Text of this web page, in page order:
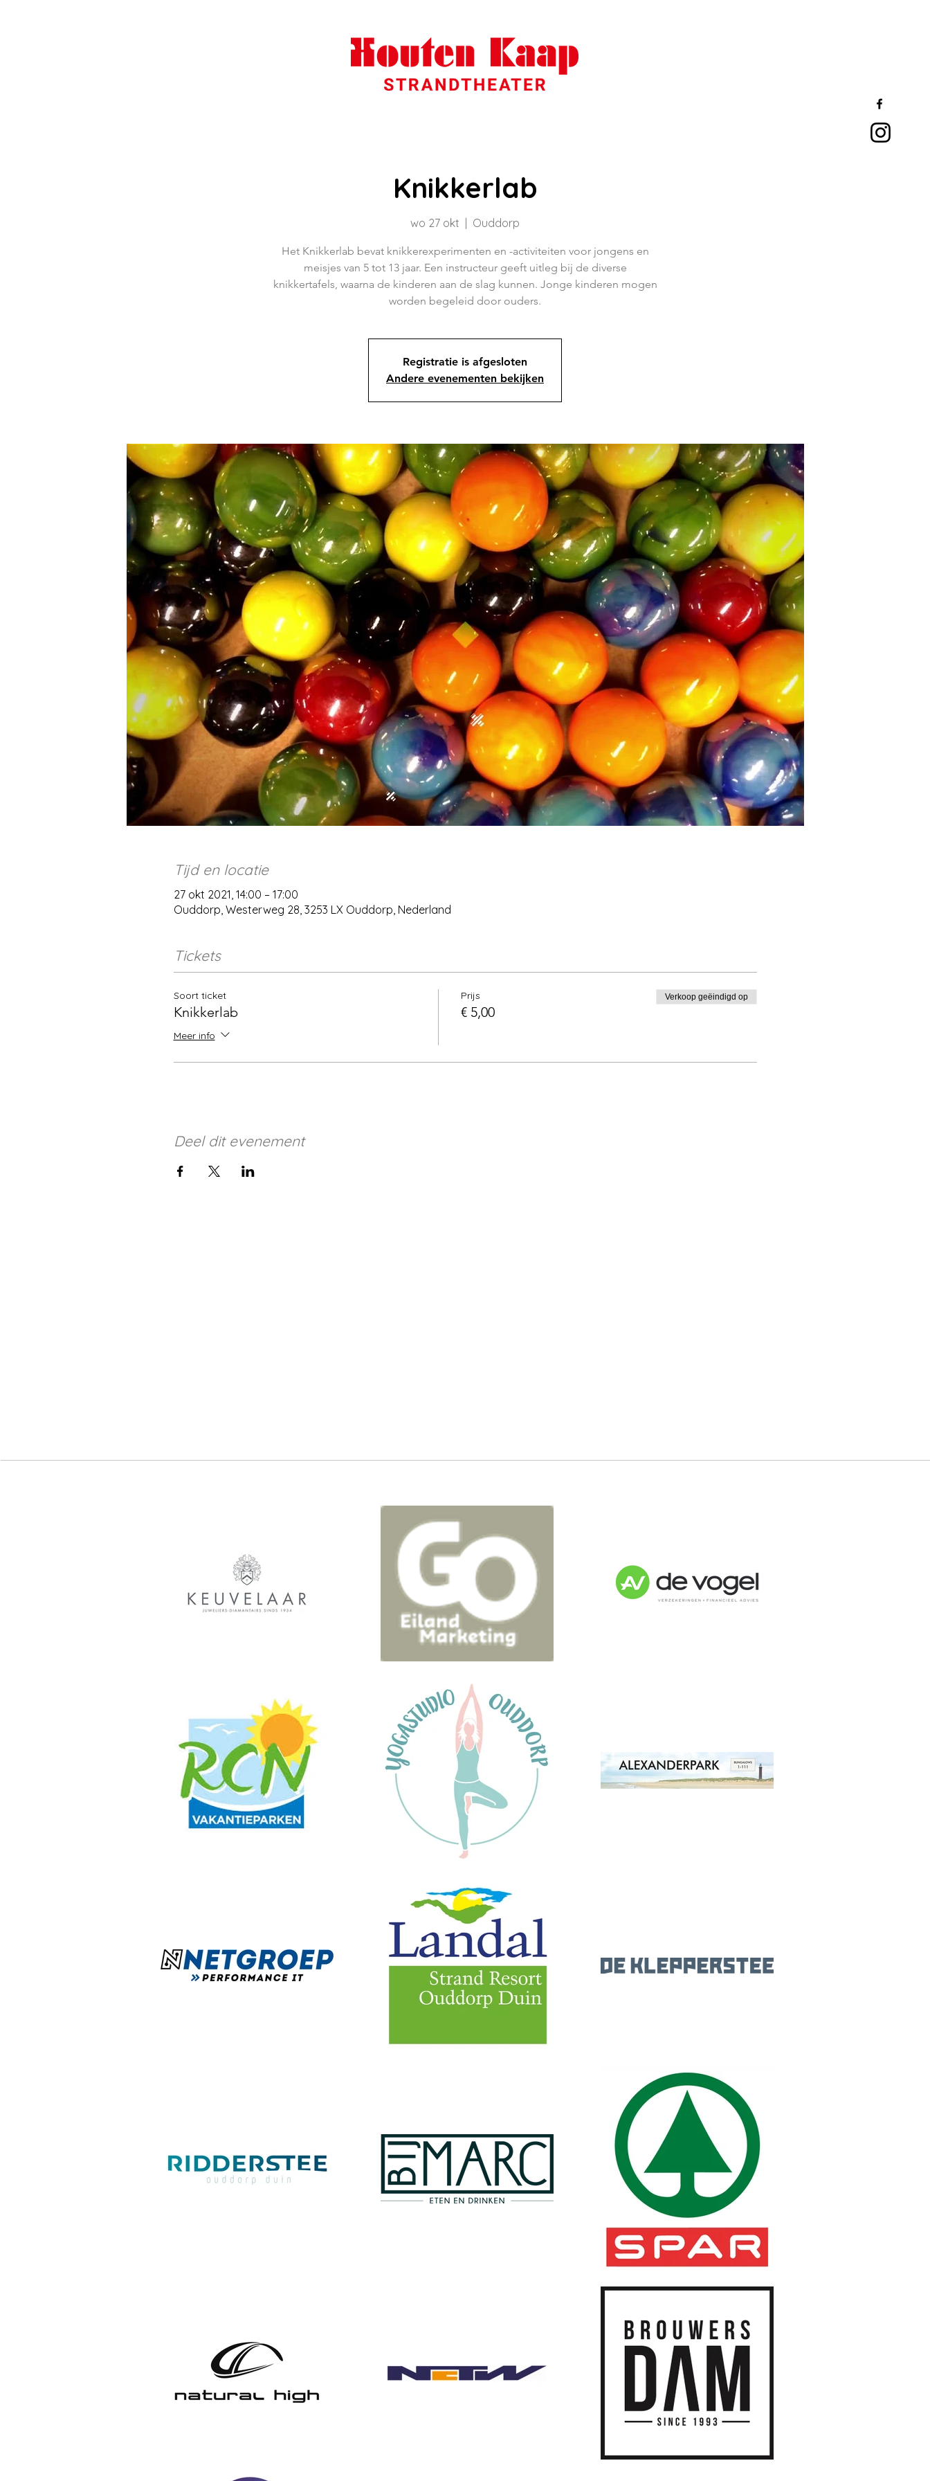
Knikkerlab
wo 27 okt Ouddorp
Het Knikkerlab bevat knikkerexperimenten en -activiteiten voor jongens en
meisjes van 5 tot 13 jaar. Een instructeur geeft uitleg bij de diverse
knikkertafels, waarna de kinderen aan de slag kunnen. Jonge kinderen mogen
worden begeleid door ouders.
Registratie is afgesloten
Andere evenementen bekijken
Tijd en locatie
27 okt 2021, 14:00 – 17:00
Ouddorp, Westerweg 28, 3253 LX Ouddorp, Nederland
Tickets
Soort ticket
Knikkerlab
Meer info
Prijs
€ 5,00
Verkoop geëindigd op
Deel dit evenement